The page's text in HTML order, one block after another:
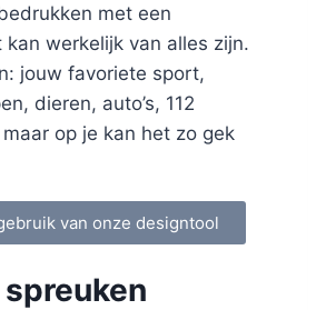
met een
werkelijk van alles zijn.
jouw favoriete sport,
dieren, auto’s, 112
op je kan het zo gek
van onze designtool